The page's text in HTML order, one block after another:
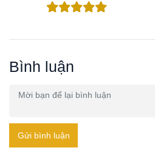
Bình luận
Gửi bình luận